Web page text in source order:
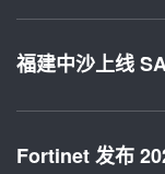
福建中沙上线
Fortinet 发布